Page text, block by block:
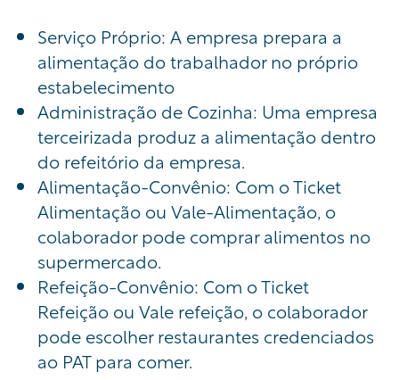
Serviço Próprio: A empresa prepara a
alimentação do trabalhador no próprio
estabelecimento
Administração de Cozinha: Uma empresa
terceirizada produz a alimentação dentro
do refeitório da empresa.
Alimentação-Convênio: Com o Ticket
Alimentação ou Vale-Alimentação, o
colaborador pode comprar alimentos no
supermercado.
Refeição-Convênio: Com o Ticket
Refeição ou Vale refeição, o colaborador
pode escolher restaurantes credenciados
ao PAT para comer.